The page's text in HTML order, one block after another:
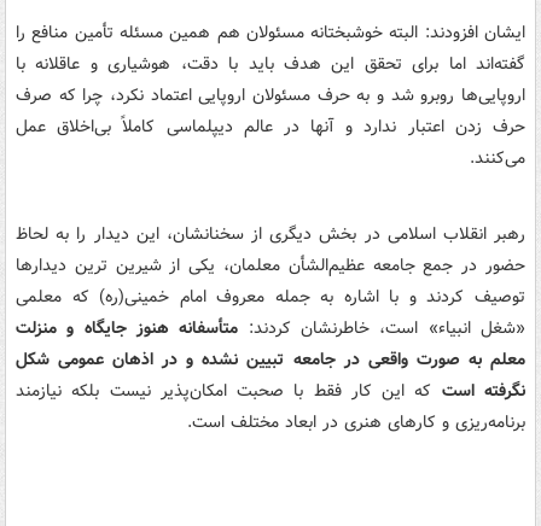
ایشان افزودند: البته خوشبختانه مسئولان هم همین مسئله تأمین منافع را
گفته‌اند اما برای تحقق این هدف باید با دقت، هوشیاری و عاقلانه با
اروپایی‌ها روبرو شد و به حرف مسئولان اروپایی اعتماد نکرد، چرا که صرف
حرف زدن اعتبار ندارد و آنها در عالم دیپلماسی کاملاً بی‌اخلاق عمل
می‌کنند.
رهبر انقلاب اسلامی در بخش دیگری از سخنانشان، این دیدار را به لحاظ
حضور در جمع جامعه عظیم‌الشأن معلمان، یکی از شیرین ترین دیدارها
توصیف کردند و با اشاره به جمله معروف امام خمینی(ره) که معلمی
«شغل انبیاء» است، خاطرنشان کردند: متأسفانه هنوز جایگاه و منزلت
معلم به صورت واقعی در جامعه تبیین نشده و در اذهان عمومی شکل
نگرفته است که این کار فقط با صحبت امکان‌پذیر نیست بلکه نیازمند
برنامه‌ریزی و کارهای هنری در ابعاد مختلف است.